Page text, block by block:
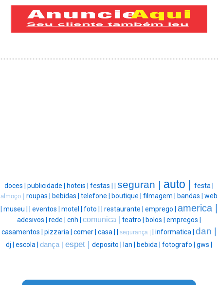
doces | publicidade | hoteis | festas | | seguran | auto | festa |
almoço | roupas | bebidas | telefone | boutique | filmagem | bandas | web
| museu | | eventos | motel | foto | | restaurante | emprego | america |
adesivos | rede | cnh | comunica | teatro | bolos | empregos |
casamentos | pizzaria | comer | casa | | segurança | | informatica | dan |
dj | escola | dança | espet | deposito | lan | bebida | fotografo | gws |